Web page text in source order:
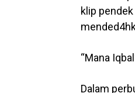
klip
“Mana
Dalam